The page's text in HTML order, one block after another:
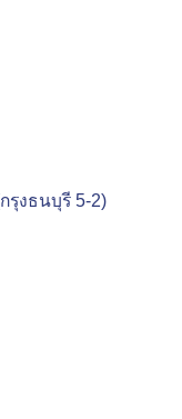
รุงธนบุรี 5-2)